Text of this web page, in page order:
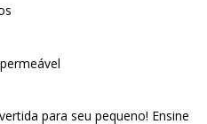
para seu pequeno! Ensine